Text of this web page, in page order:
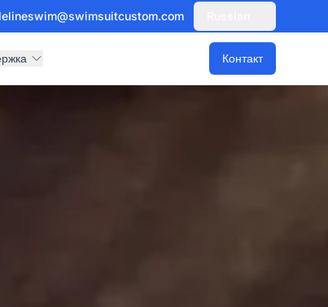
Контакт